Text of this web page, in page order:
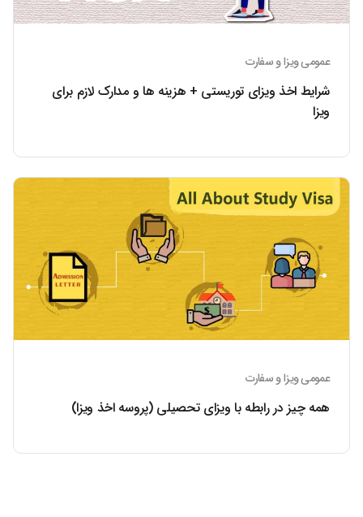
عمومی ویزا و سفارت
شرایط اخذ ویزای توریستی + هزینه‌ ها و مدارک لازم برای
ویزا
عمومی ویزا و سفارت
همه چیز در رابطه با ویزای تحصیلی (پروسه اخذ ویزا)